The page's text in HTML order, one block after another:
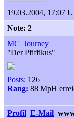
19.03.2004, 17:07
Note: 2
MC_Journey
"Der Pfiffikus"
Posts: 126
Rang: 88 MpH
Profil E-Mail